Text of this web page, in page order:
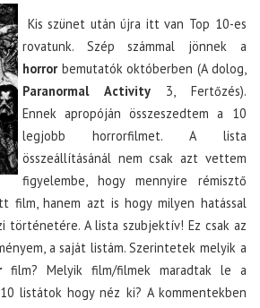
Kis szünet után újra itt van Top 10-es
rovatunk. Szép számmal jönnek a
horrorbemutatók októberben (A dolog,
Paranormal Activity3, Fertőzés).
Ennek apropóján összeszedtem a 10
legjobb horrorfilmet. A lista
összeállításánál nem csak azt vettem
figyelembe, hogy mennyire rémisztő
film, hanem azt is hogy milyen hatással
történetére. A lista szubjektív! Ez csak az
a saját listám. Szerintetek melyik a
film? Melyik film/filmek maradtak le a
10 listátok hogy néz ki? A kommentekben